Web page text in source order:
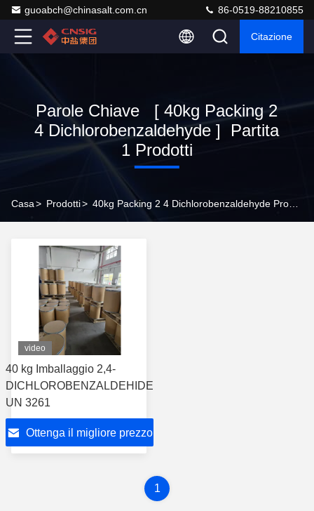
guoabch@chinasalt.com.cn 86-0519-88210855
Citazione
Parole Chiave [ 40kg Packing 2
4 Dichlorobenzaldehyde ] Partita
1 Prodotti
Casa> Prodotti>
video
40 kg Imballaggio 2,4-
DICHLOROBENZALDEHIDE
UN 3261
Ottenga il migliore prezzo
1